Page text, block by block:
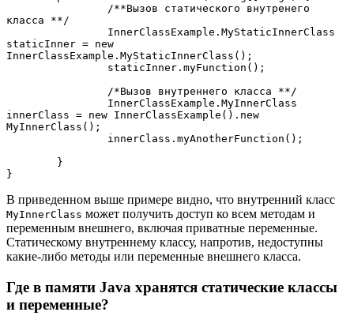
класса **/
staticInner = new
InnerClassExample.MyStaticInnerClass();
innerClass = new InnerClassExample().new
MyInnerClass();
}
В приведенном выше примере видно, что внутренний класс
MyInnerClass может получить доступ ко всем методам и
переменным внешнего, включая приватные переменные.
Статическому внутреннему классу, напротив, недоступны
какие-либо методы или переменные внешнего класса.
Где в памяти Java хранятся статические классы
и переменные?